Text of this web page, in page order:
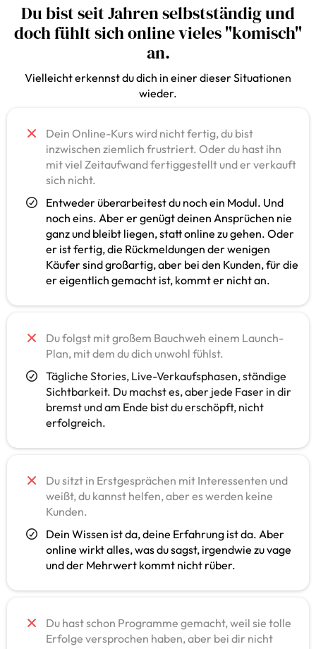
Du bist seit Jahren selbstständig und
doch fühlt sich online vieles "komisch"
an.
Vielleicht erkennst du dich in einer dieser Situationen
wieder.
Dein Online-Kurs wird nicht fertig, du bist
inzwischen ziemlich frustriert. Oder du hast ihn
mit viel Zeitaufwand fertiggestellt und er verkauft
sich nicht.
Entweder überarbeitest du noch ein Modul. Und
noch eins. Aber er genügt deinen Ansprüchen nie
ganz und bleibt liegen, statt online zu gehen. Oder
er ist fertig, die Rückmeldungen der wenigen
Käufer sind großartig, aber bei den Kunden, für die
er eigentlich gemacht ist, kommt er nicht an.
Du folgst mit großem Bauchweh einem Launch-
Plan, mit dem du dich unwohl fühlst.
Tägliche Stories, Live-Verkaufsphasen, ständige
Sichtbarkeit. Du machst es, aber jede Faser in dir
bremst und am Ende bist du erschöpft, nicht
erfolgreich.
Du sitzt in Erstgesprächen mit Interessenten und
weißt, du kannst helfen, aber es werden keine
Kunden.
Dein Wissen ist da, deine Erfahrung ist da. Aber
online wirkt alles, was du sagst, irgendwie zu vage
und der Mehrwert kommt nicht rüber.
Du hast schon Programme gemacht, weil sie tolle
Erfolge versprochen haben, aber bei dir nicht